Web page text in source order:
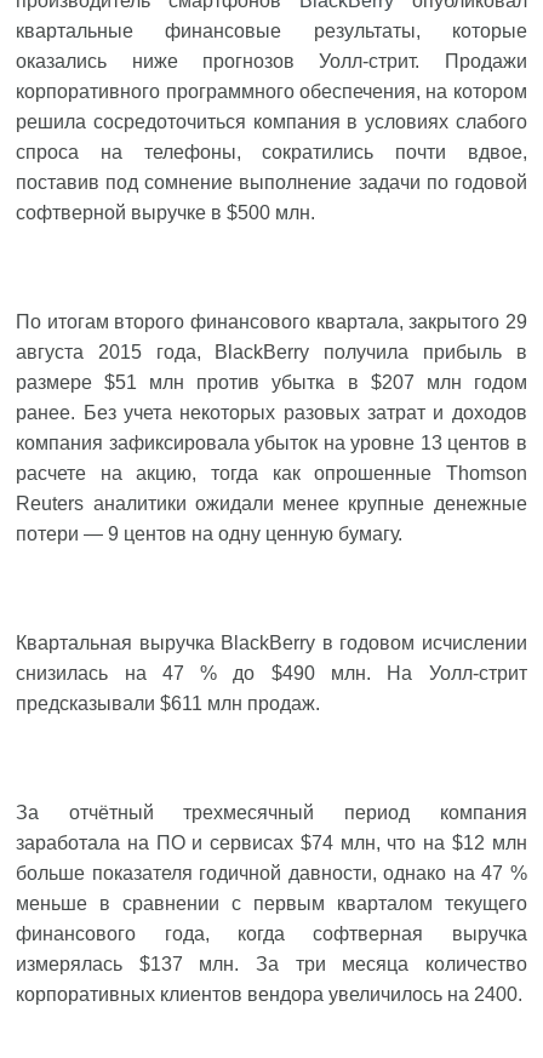
квартальные финансовые результаты, которые
оказались ниже прогнозов Уолл-стрит. Продажи
корпоративного программного обеспечения, на котором
решила сосредоточиться компания в условиях слабого
спроса на телефоны, сократились почти вдвое,
поставив под сомнение выполнение задачи по годовой
софтверной выручке в $500 млн.
По итогам второго финансового квартала, закрытого 29
августа 2015 года, BlackBerry получила прибыль в
размере $51 млн против убытка в $207 млн годом
ранее. Без учета некоторых разовых затрат и доходов
компания зафиксировала убыток на уровне 13 центов в
расчете на акцию, тогда как опрошенные Thomson
Reuters аналитики ожидали менее крупные денежные
потери — 9 центов на одну ценную бумагу.
Квартальная выручка BlackBerry в годовом исчислении
снизилась на 47 % до $490 млн. На Уолл-стрит
предсказывали $611 млн продаж.
За отчётный трехмесячный период компания
заработала на ПО и сервисах $74 млн, что на $12 млн
больше показателя годичной давности, однако на 47 %
меньше в сравнении с первым кварталом текущего
финансового года, когда софтверная выручка
измерялась $137 млн. За три месяца количество
корпоративных клиентов вендора увеличилось на 2400.